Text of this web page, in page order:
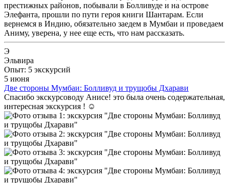
престижных районов, побывали в Болливуде и на острове
Элефанта, прошли по пути героя книги Шантарам. Если
вернемся в Индию, обязательно заедем в Мумбаи и проведаем
Аниму, уверена, у нее еще есть, что нам рассказать.
Э
Эльвира
Опыт: 5 экскурсий
5 июня
Две стороны Мумбаи: Болливуд и трущобы Дхарави
Спасибо экскурсоводу Анисе! это была очень содержательная,
интересная экскурсия ! ☺️